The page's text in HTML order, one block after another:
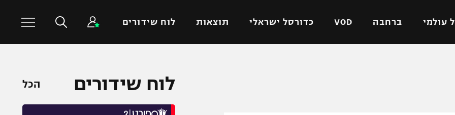
עולמי ברחבה VOD כדורסל ישראלי תוצאות לוח שידורים
כדורסל עולמי
כדוריד
לוח שידורים הכל